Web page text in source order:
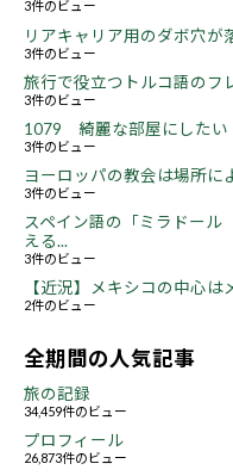
3件のビュー
リアキャリア用のダボ穴が
3件のビュー
旅行で役立つトルコ語のフ
3件のビュー
1079 綺麗な部屋にしたい
3件のビュー
ヨーロッパの教会は場所に
3件のビュー
スペイン語の「ミラドール
える...
3件のビュー
【近況】メキシコの中心は
2件のビュー
全期間の人気記事
旅の記録
34,459件のビュー
プロフィール
26,873件のビュー